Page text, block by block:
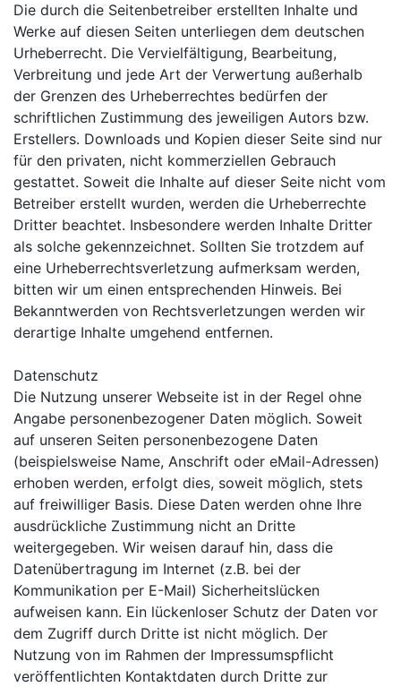
Die durch die Seitenbetreiber erstellten Inhalte und
Werke auf diesen Seiten unterliegen dem deutschen
Urheberrecht. Die Vervielfältigung, Bearbeitung,
Verbreitung und jede Art der Verwertung außerhalb
der Grenzen des Urheberrechtes bedürfen der
schriftlichen Zustimmung des jeweiligen Autors bzw.
Erstellers. Downloads und Kopien dieser Seite sind nur
für den privaten, nicht kommerziellen Gebrauch
gestattet. Soweit die Inhalte auf dieser Seite nicht vom
Betreiber erstellt wurden, werden die Urheberrechte
Dritter beachtet. Insbesondere werden Inhalte Dritter
als solche gekennzeichnet. Sollten Sie trotzdem auf
eine Urheberrechtsverletzung aufmerksam werden,
bitten wir um einen entsprechenden Hinweis. Bei
Bekanntwerden von Rechtsverletzungen werden wir
derartige Inhalte umgehend entfernen.
Datenschutz
Die Nutzung unserer Webseite ist in der Regel ohne
Angabe personenbezogener Daten möglich. Soweit
auf unseren Seiten personenbezogene Daten
(beispielsweise Name, Anschrift oder eMail-Adressen)
erhoben werden, erfolgt dies, soweit möglich, stets
auf freiwilliger Basis. Diese Daten werden ohne Ihre
ausdrückliche Zustimmung nicht an Dritte
weitergegeben. Wir weisen darauf hin, dass die
Datenübertragung im Internet (z.B. bei der
Kommunikation per E-Mail) Sicherheitslücken
aufweisen kann. Ein lückenloser Schutz der Daten vor
dem Zugriff durch Dritte ist nicht möglich. Der
Nutzung von im Rahmen der Impressumspflicht
veröffentlichten Kontaktdaten durch Dritte zur